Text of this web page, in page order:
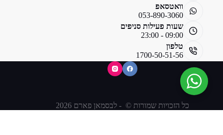
וואטסאפ
053-890-3060
שעות פעילות סניפים
09:00 - 23:00
טלפון
1700-50-51-56
כל הזכויות שמורות © - לבסמאן פארם 2026